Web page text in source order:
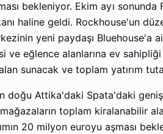
bekleniyor. Ekim ayı
haline geldi. Rockhouse'un
yeni paydaşı Bluehouse'a
ve eğlence alanlarına ev
sunacak ve toplam yatırım
doğu Attika'daki Spata'daki
toplam kiralanabilir
20 milyon euroyu aşması